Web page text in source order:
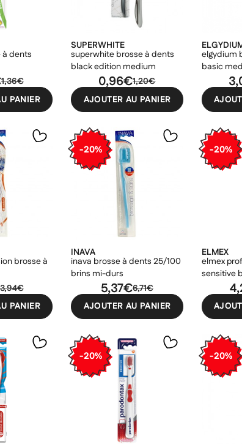
dents
1,36€
PANIER
SUPERWHITE
superwhite brosse à dents
black edition medium
1,20€
0,96€
AJOUTER AU PANIER
elgydium
basic
brosse à
3,94€
PANIER
-20%
INAVA
inava brosse à dents 25/100
brins mi-durs
6,71€
5,37€
AJOUTER AU PANIER
-20%
ELMEX
elmex
sensitive
extra
-20% -20%
à ma liste d'envies
une nouvelle liste
((modalDeleteText))
une liste d'envies
la liste d'envies
Créer une liste d'envies
être connecté pour ajouter des produits à votre liste